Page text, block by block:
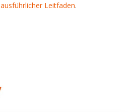
ausführlicher Leitfaden.